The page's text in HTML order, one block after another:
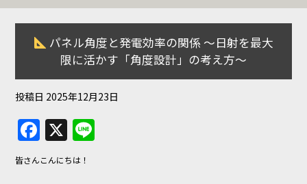
パネル角度と発電効率の関係 〜日射を最大
限に活かす「角度設計」の考え方〜
投稿日 2025年12月23日
F
a
c
X
皆さんこんにちは！